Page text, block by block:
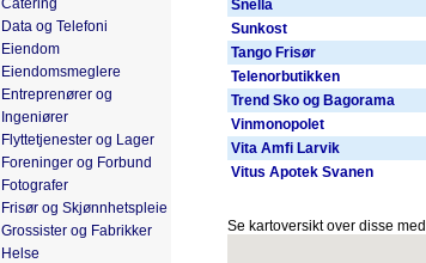
Catering
Data og Telefoni
Eiendom
Eiendomsmeglere
Entreprenører og
Ingeniører
Flyttetjenester og Lager
Foreninger og Forbund
Fotografer
Frisør og Skjønnhetspleie
Grossister og Fabrikker
Helse
Snella
Sunkost
Tango Frisør
Telenorbutikken
Trend Sko og Bagorama
Vinmonopolet
Vita Amfi Larvik
Vitus Apotek Svanen
Se kartoversikt over disse